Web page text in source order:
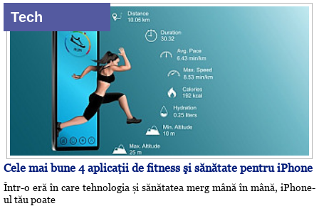
Tech
Cele mai bune 4 aplicaţii de fitness şi sănătate pentru iPhone
Într-o eră în care tehnologia și sănătatea merg mână în mână, iPhone-
ul tău poate